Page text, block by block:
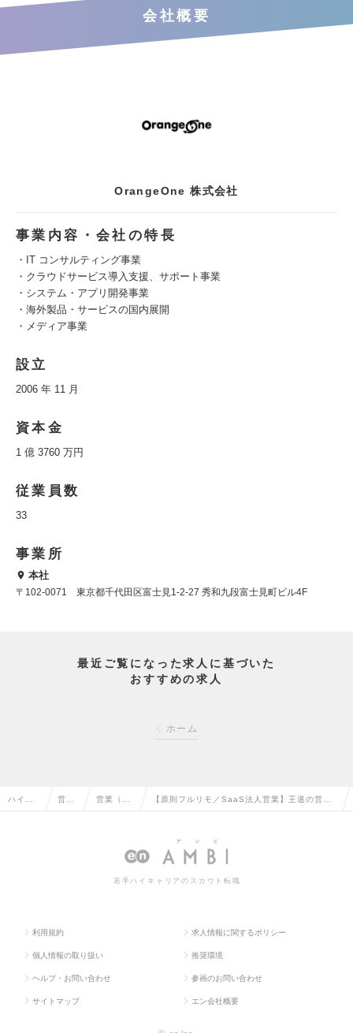
会社概要
OrangeOne 株式会社
事業内容・会社の特長
・IT コンサルティング事業
・クラウドサービス導入支援、サポート事業
・システム・アプリ開発事業
・海外製品・サービスの国内展開
・メディア事業
設立
2006 年 11 月
資本金
1 億 3760 万円
従業員数
33
事業所
本社
〒102-0071 東京都千代田区富士見1-2-27 秀和九段富士見町ビル4F
最近ご覧になった求人に基づいた
おすすめの求人
ホーム
ハイク 営業 営業（法 【原則フルリモ／SaaS法人営業】王道の営業
ドセールスの求人情報
若手ハイキャリアのスカウト転職
利用規約 求人情報に関するポリシー
個人情報の取り扱い 推奨環境
ヘルプ・お問い合わせ 参画のお問い合わせ
サイトマップ エン会社概要